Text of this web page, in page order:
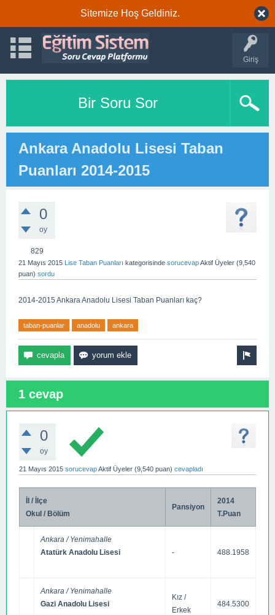
Sitemize Hoş Geldiniz.
Giriş
Bir Soru Sor
Ankara Anadolu Lisesi Taban
Puanları 2014-2015
0
oy
829
21 Mayıs 2015 Lise Taban Puanları kategorisinde sorucevapAktif Üyeler (9,540
puan) sordu
2014-2015 Ankara Anadolu Lisesi Taban Puanları kaç?
taban-puanlar anadolu ankara
1 cevap
0
oy
21 Mayıs 2015 sorucevapAktif Üyeler (9,540 puan) cevapladı
İl / İlçe
Okul / Bölüm
Pansiyon
2014
T.Puan
Ankara / Yenimahalle
Atatürk Anadolu Lisesi
- 488.1958
Ankara / Yenimahalle
Gazi Anadolu Lisesi
Kız /
Erkek
484.5300